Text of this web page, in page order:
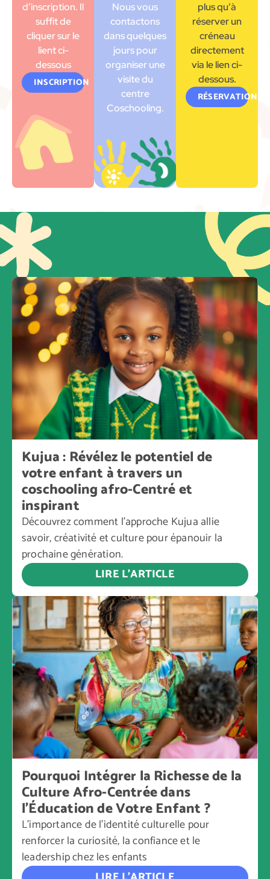
d’inscription. Il
suffit de
cliquer sur le
lient ci-
dessous
INSCRIPTION
Nous vous
contactons
dans quelques
jours pour
organiser une
visite du
centre
Coschooling.
plus qu’à
réserver un
créneau
directement
via le lien ci-
dessous.
RÉSERVATION
Kujua : Révélez le potentiel de
votre enfant à travers un
coschooling afro-Centré et
inspirant
Découvrez comment l’approche Kujua allie
savoir, créativité et culture pour épanouir la
prochaine génération.
LIRE L’ARTICLE
Pourquoi Intégrer la Richesse de la
Culture Afro-Centrée dans
l'Éducation de Votre Enfant ?
L’importance de l’identité culturelle pour
renforcer la curiosité, la confiance et le
leadership chez les enfants